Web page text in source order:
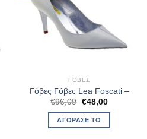
ΓΌΒΕΣ
Γόβες Γόβες Lea Foscati –
€96,00 Original
was:
€96,00.
€48,00Η
ΑΓΌΡΑΣΈ ΤΟ